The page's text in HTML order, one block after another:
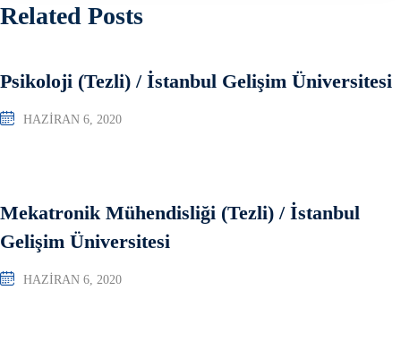
Related Posts
Psikoloji (Tezli) / İstanbul Gelişim Üniversitesi
HAZIRAN 6, 2020
Mekatronik Mühendisliği (Tezli) / İstanbul
Gelişim Üniversitesi
HAZIRAN 6, 2020